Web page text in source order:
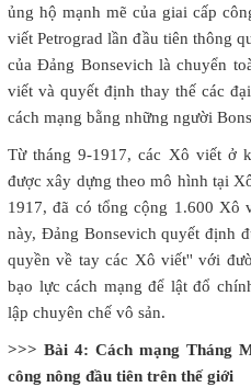
ủng hộ mạnh mẽ của giai cấp
viết Petrograd lần đầu tiên thông
của Đảng Bonsevich là chuyển
viết và quyết định thay thế các
cách mạng bằng những người
Từ tháng 9-1917, các Xô viết ở
được xây dựng theo mô hình tại
1917, đã có tổng cộng 1.600 Xô
này, Đảng Bonsevich quyết định
quyền về tay các Xô viết'' với
bạo lực cách mạng để lật đổ
lập chuyên chế vô sản.
>>> Bài 4: Cách mạng Tháng
công nông đầu tiên trên thế giới